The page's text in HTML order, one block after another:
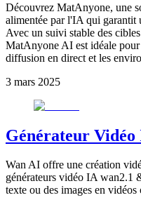
Découvrez MatAnyone, une
alimentée par l'IA qui garantit
Avec un suivi stable des
MatAnyone AI est idéale
diffusion en direct et les
3 mars 2025
Générateur
Wan AI offre une création
générateurs vidéo IA wan2.1
texte ou des images en